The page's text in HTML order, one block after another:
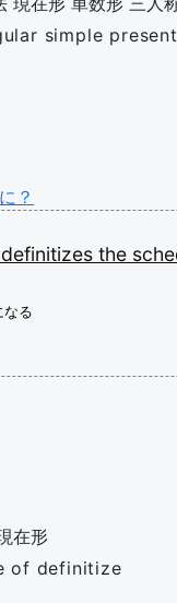
simple
？
definitizes the
なる
在形
of definitize